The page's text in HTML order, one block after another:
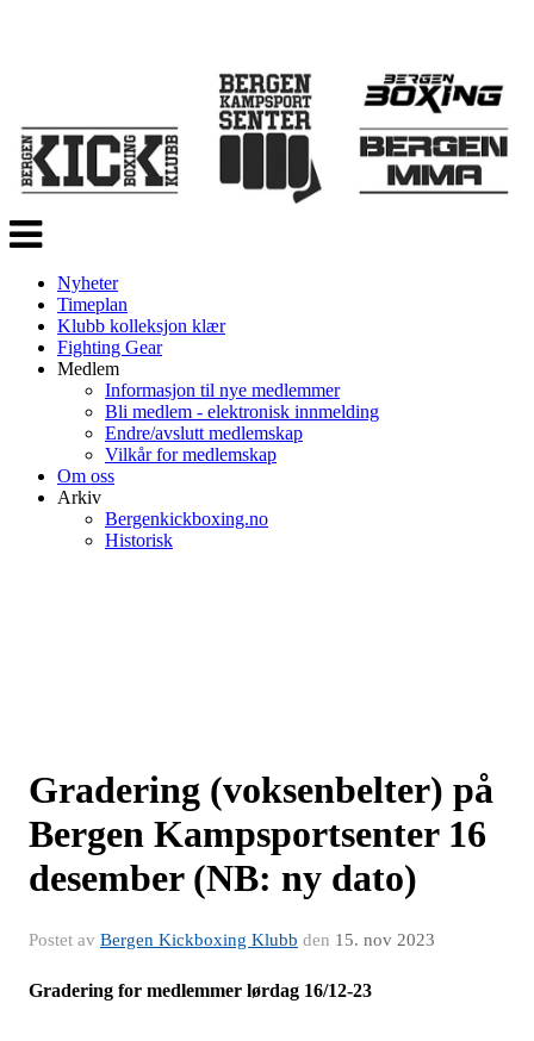
Veksle
navigasjon
Nyheter
Timeplan
Klubb kolleksjon klær
Fighting Gear
Medlem
Informasjon til nye medlemmer
Bli medlem - elektronisk innmelding
Endre/avslutt medlemskap
Vilkår for medlemskap
Om oss
Arkiv
Bergenkickboxing.no
Historisk
Gradering (voksenbelter) på
Bergen Kampsportsenter 16
desember (NB: ny dato)
Postet av Bergen Kickboxing Klubb den 15. nov 2023
Gradering for medlemmer lørdag 16/12-23